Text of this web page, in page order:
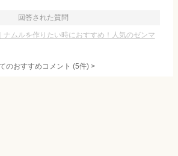
回答された質問
ナムルを作りたい時におすすめ！人気のゼンマ
のおすすめコメント (5件) >